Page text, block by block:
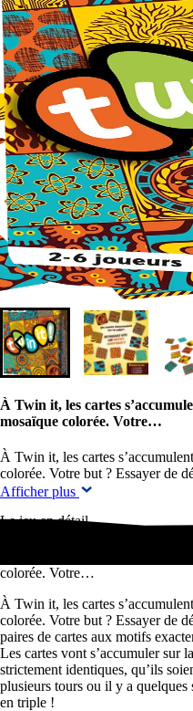
À Twin it, les cartes
mosaïque colorée. Votre…
À Twin it, les cartes
colorée. Votre but ? Essayer de
Afficher plus
Le jeu en détail
À Twin it, les cartes
colorée. Votre…
À Twin it, les cartes
colorée. Votre but ? Essayer de
paires de cartes aux motifs
Les cartes vont s’accumuler sur
strictement identiques, qu’ils
plusieurs tours ou il y a quelques
en triple !